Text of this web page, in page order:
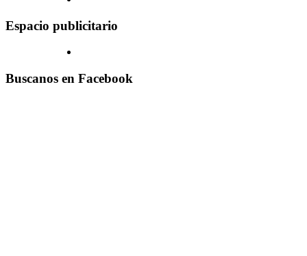
Espacio publicitario
Buscanos en Facebook